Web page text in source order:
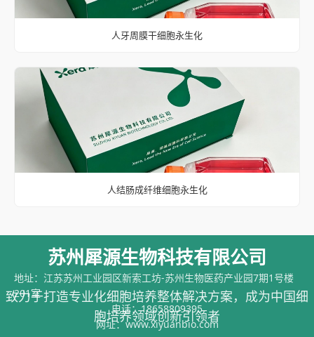
人牙周膜干细胞永生化
人结肠成纤维细胞永生化
苏州犀源生物科技有限公司
致力于打造专业化细胞培养整体解决方案，成为中国细
胞培养领域创新引领者
地址：江苏苏州工业园区新索工坊-苏州生物医药产业园7期1号楼
201室
电话：18658809395
网址：www.xiyuanbio.com